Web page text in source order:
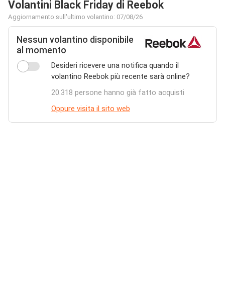
Volantini Black Friday di Reebok
Aggiornamento sull'ultimo volantino: 07/08/26
Nessun volantino disponibile
al momento
Desideri ricevere una notifica quando il
volantino Reebok più recente sarà online?
20.318 persone hanno già fatto acquisti
Oppure visita il sito web